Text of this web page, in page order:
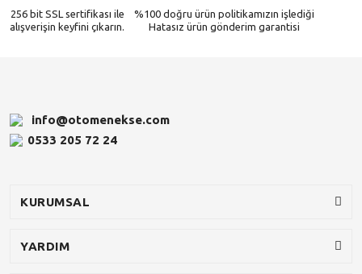
256 bit SSL sertifikası ile
alışverişin keyfini çıkarın.
%100 doğru ürün politikamızın işlediği
Hatasız ürün gönderim garantisi
info@otomenekse.com
0533 205 72 24
KURUMSAL
YARDIM